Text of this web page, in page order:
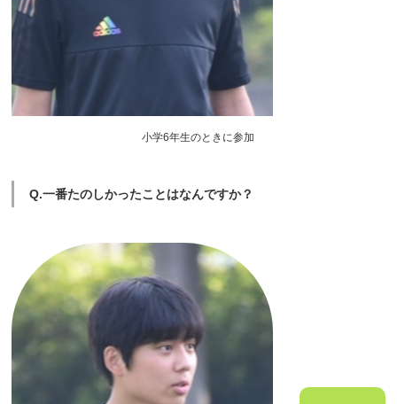
小学6年生のときに参加
Q.一番たのしかったことはなんですか？